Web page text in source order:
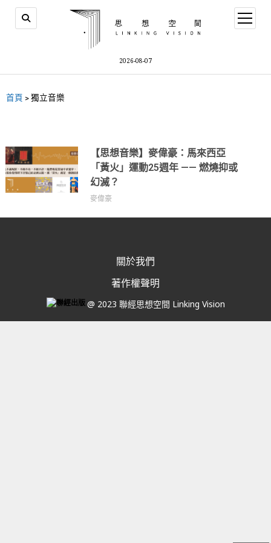
2026-08-07
首頁 >獨立音樂
【思想音樂】麥偉豪：馬來西亞
「黃火」運動25週年 —— 燃燒抑或
幻滅？
麥偉豪
關於我們
著作權聲明
@ 2023 聯經思想空間 Linking Vision